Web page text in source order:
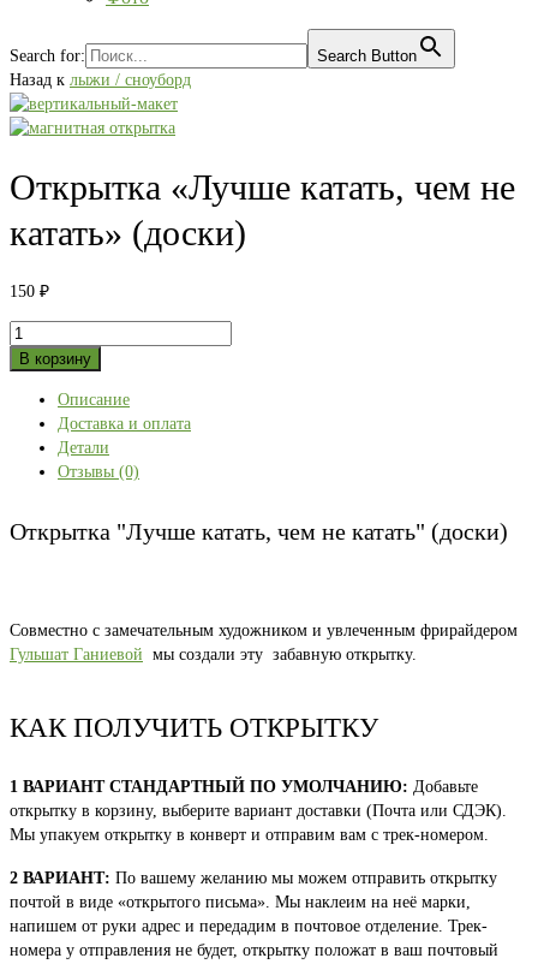
Search for:
Search Button
Назад к лыжи / сноуборд
Открытка «Лучше катать, чем не
катать» (доски)
150 ₽
Количество
товара
"Лучше
катать,
(доски)
В корзину
Описание
Доставка и оплата
Детали
Отзывы (0)
Открытка "Лучше катать, чем не катать" (доски)
Совместно с замечательным художником и увлеченным фрирайдером
Гульшат Ганиевой мы создали эту забавную открытку.
КАК ПОЛУЧИТЬ ОТКРЫТКУ
1 ВАРИАНТ СТАНДАРТНЫЙ ПО УМОЛЧАНИЮ: Добавьте
открытку в корзину, выберите вариант доставки (Почта или СДЭК).
Мы упакуем открытку в конверт и отправим вам с трек-номером.
2 ВАРИАНТ: По вашему желанию мы можем отправить открытку
почтой в виде «открытого письма». Мы наклеим на неё марки,
напишем от руки адрес и передадим в почтовое отделение. Трек-
номера у отправления не будет, открытку положат в ваш почтовый